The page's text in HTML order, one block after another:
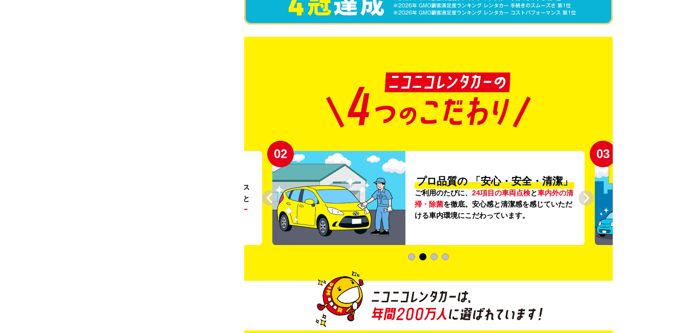
。ガソリンス
タンドや整備工場の既存インフラを活用すること
リー
02
プロ品質の 「安心・安全・清潔」
ご利用のたびに、 24項目の車両点検と車内外の清
掃・除菌を徹底。安心感と清潔感を感じていただ
ける車内環境にこだわっています。
03